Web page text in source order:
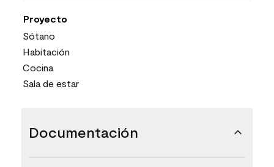
Proyecto
Sótano
Habitación
Cocina
Sala de estar
Documentación